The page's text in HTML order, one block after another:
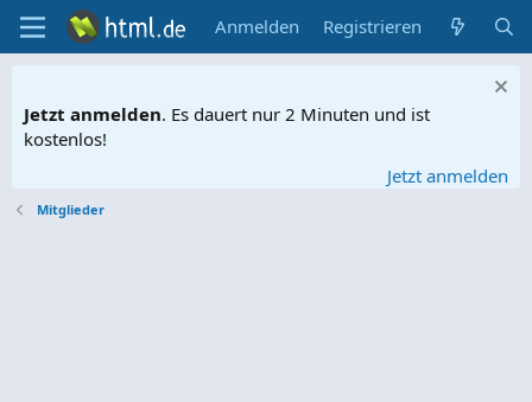
Anmelden Registrieren
Jetzt anmelden. Es dauert nur 2 Minuten und ist
kostenlos!
Jetzt anmelden
Mitglieder